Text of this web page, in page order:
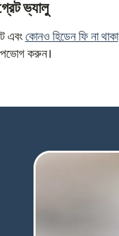
ভ্যালু
এবং কোনও হিডেন ফি না থাকা
করুন।